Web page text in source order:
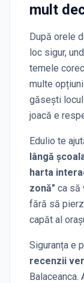
mult
După orele
loc sigur,
temele
multe
găsești
joacă e
Edulio te
lângă
harta
zonă" ca să
fără să
capăt al
Siguranța e
recenzii
Balaceanca.